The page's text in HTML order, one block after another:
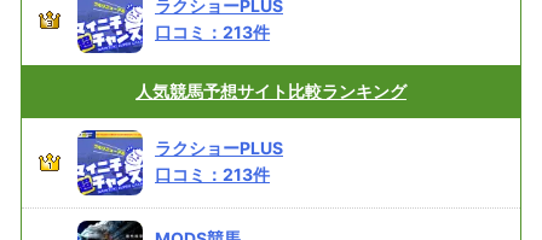
ラクショーPLUS
口コミ： 213件
人気競馬予想サイト 比較ランキング
ラクショーPLUS
口コミ： 213件